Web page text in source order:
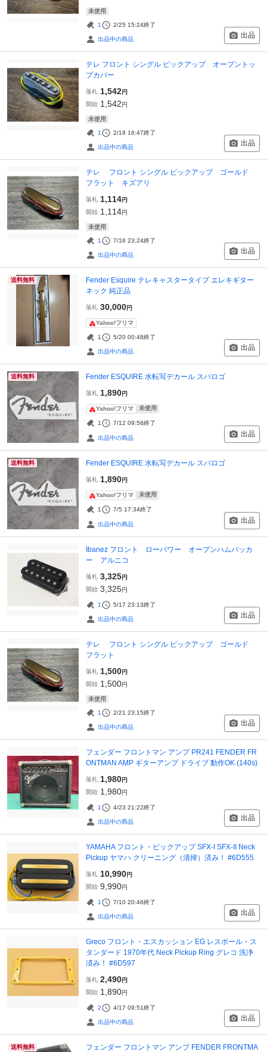
未使用
1 2/25 15:24終了
出品中の商品 出品
テレ フロント シングル ピックアップ オープントッ
プカバー
落札 1,542円
開始 1,542円
未使用
1 2/18 16:47終了
出品中の商品 出品
テレ フロント シングル ピックアップ ゴールド
フラット キズアリ
落札 1,114円
開始 1,114円
未使用
1 7/16 23:24終了
出品中の商品 出品
送料無料
Fender Esquire テレキャスタータイプ エレキギター
ネック 純正品
落札 30,000円
Yahoo!フリマ
1 5/20 00:48終了
出品中の商品 出品
送料無料 Fender ESQUIRE 水転写デカール スパロゴ
落札 1,890円
Yahoo!フリマ 未使用
1 7/12 09:58終了
出品中の商品 出品
送料無料 Fender ESQUIRE 水転写デカール スパロゴ
落札 1,890円
Yahoo!フリマ 未使用
1 7/5 17:34終了
出品中の商品 出品
Ibanez フロント ローパワー オープンハムバッカ
ー アルニコ
落札 3,325円
開始 3,325円
1 5/17 23:13終了
出品中の商品 出品
テレ フロント シングル ピックアップ ゴールド
フラット
落札 1,500円
開始 1,500円
未使用
1 2/21 23:15終了
出品中の商品 出品
フェンダー フロントマン アンプ PR241 FENDER FR
ONTMAN AMP ギターアンプ ドライブ 動作OK (140s)
落札 1,980円
開始 1,980円
1 4/23 21:22終了
出品中の商品 出品
YAMAHA フロント・ピックアップ SFX-I SFX-II Neck
Pickup ヤマハ クリーニング（清掃）済み！ #6D555
落札 10,990円
開始 9,990円
1 7/10 20:46終了
出品中の商品 出品
Greco フロント・エスカッション EG レスポール・ス
タンダード 1970年代 Neck Pickup Ring グレコ 洗浄
済み！ #6D597
落札 2,490円
開始 1,890円
2 4/17 09:51終了
出品中の商品 出品
送料無料
フェンダー フロントマン アンプ FENDER FRONTMA